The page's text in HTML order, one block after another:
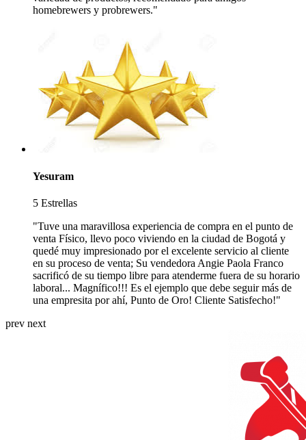
homebrewers y probrewers."
Yesuram
5 Estrellas
"Tuve una maravillosa experiencia de compra en el punto de
venta Físico, llevo poco viviendo en la ciudad de Bogotá y
quedé muy impresionado por el excelente servicio al cliente
en su proceso de venta; Su vendedora Angie Paola Franco
sacrificó de su tiempo libre para atenderme fuera de su horario
laboral... Magnífico!!! Es el ejemplo que debe seguir más de
una empresita por ahí, Punto de Oro! Cliente Satisfecho!"
prev next